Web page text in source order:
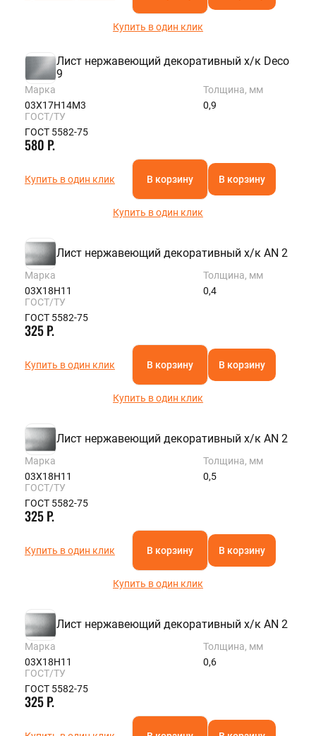
Купить в один клик
Лист нержавеющий декоративный х/к Deco
9
Марка
03Х17Н14М3
Толщина, мм
0,9
ГОСТ/ТУ
ГОСТ 5582-75
580 Р.
Купить в один клик В корзину В корзину
Купить в один клик
Лист нержавеющий декоративный х/к AN 2
Марка
03Х18Н11
Толщина, мм
0,4
ГОСТ/ТУ
ГОСТ 5582-75
325 Р.
Купить в один клик В корзину В корзину
Купить в один клик
Лист нержавеющий декоративный х/к AN 2
Марка
03Х18Н11
Толщина, мм
0,5
ГОСТ/ТУ
ГОСТ 5582-75
325 Р.
Купить в один клик В корзину В корзину
Купить в один клик
Лист нержавеющий декоративный х/к AN 2
Марка
03Х18Н11
Толщина, мм
0,6
ГОСТ/ТУ
ГОСТ 5582-75
325 Р.